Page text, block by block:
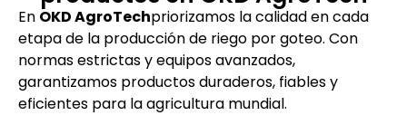
En OKD AgroTechpriorizamos la calidad en cada
etapa de la producción de riego por goteo. Con
normas estrictas y equipos avanzados,
garantizamos productos duraderos, fiables y
eficientes para la agricultura mundial.